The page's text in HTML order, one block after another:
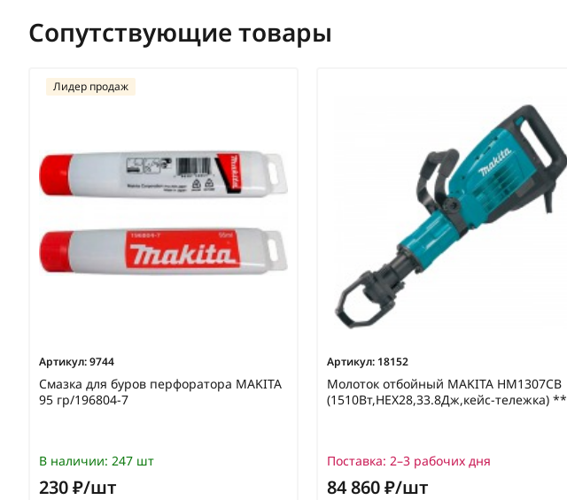
Сопутствующие товары
Артикул:9744
Смазка для буров перфоратора MAKITA
95 гр/196804-7
Лидер продаж
В наличии: 247 шт
230 ₽/шт
Артикул: 18152
Молоток отбойный MAKITA HM1307CB
(1510Вт,HEX28,33.8Дж,кейс-тележка) **
Поставка: 2–3 рабочих дня
84 860 ₽/шт